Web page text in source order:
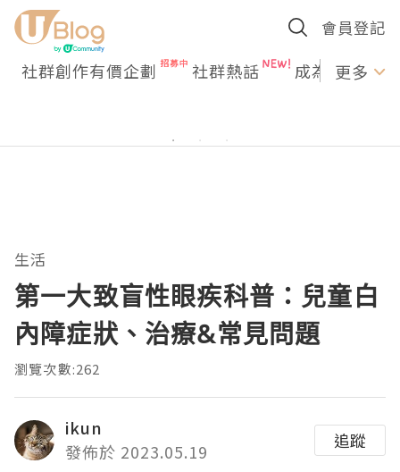
會員登記
社群創作有價企劃 社群熱話 成為U更多
生活
第一大致盲性眼疾科普：兒童白
內障症狀、治療&常見問題
瀏覽次數:262
ikun
發佈於 2023.05.19
追蹤